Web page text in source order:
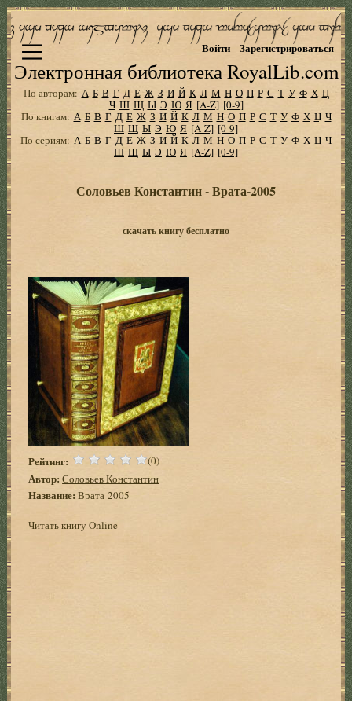
Электронная библиотека RoyalLib.com
Войти Зарегистрироваться
По авторам: А Б В Г Д Е Ж З И Й К Л М Н О П Р С Т У Ф Х Ц
Ч Ш Щ Ы Э Ю Я [A-Z] [0-9]
По книгам: А Б В Г Д Е Ж З И Й К Л М Н О П Р С Т У Ф Х Ц Ч
Ш Щ Ы Э Ю Я [A-Z] [0-9]
По сериям: А Б В Г Д Е Ж З И Й К Л М Н О П Р С Т У Ф Х Ц Ч
Ш Щ Ы Э Ю Я [A-Z] [0-9]
Соловьев Константин - Врата-2005
скачать книгу бесплатно
Рейтинг: (0)
Автор: Соловьев Константин
Название: Врата-2005
Читать книгу Online